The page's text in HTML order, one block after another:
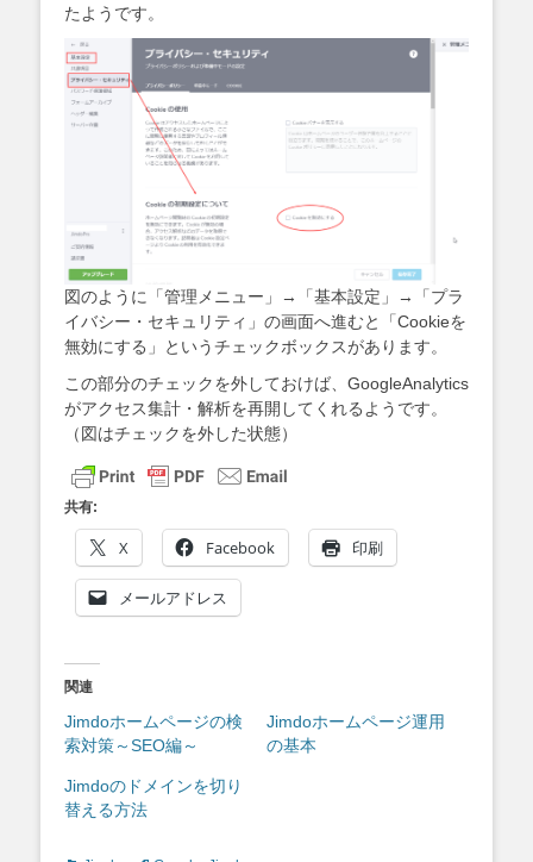
たようです。
図のように「管理メニュー」→「基本設定」→「プラ
イバシー・セキュリティ」の画面へ進むと「Cookieを
無効にする」というチェックボックスがあります。
この部分のチェックを外しておけば、GoogleAnalytics
がアクセス集計・解析を再開してくれるようです。
（図はチェックを外した状態）
共有:
X Facebook 印刷
メールアドレス
関連
Jimdoホームページの検
索対策～SEO編～
Jimdoホームページ運用
の基本
Jimdoのドメインを切り
替える方法